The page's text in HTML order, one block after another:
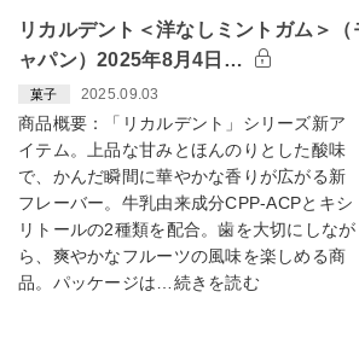
リカルデント＜洋なしミントガム＞
ャパン）2025年8月4日…
菓子 2025.09.03
商品概要：「リカルデント」シリーズ新ア
イテム。上品な甘みとほんのりとした酸味
で、かんだ瞬間に華やかな香りが広がる新
フレーバー。牛乳由来成分CPP-ACPとキシ
リトールの2種類を配合。歯を大切にしなが
ら、爽やかなフルーツの風味を楽しめる商
品。パッケージは…続きを読む